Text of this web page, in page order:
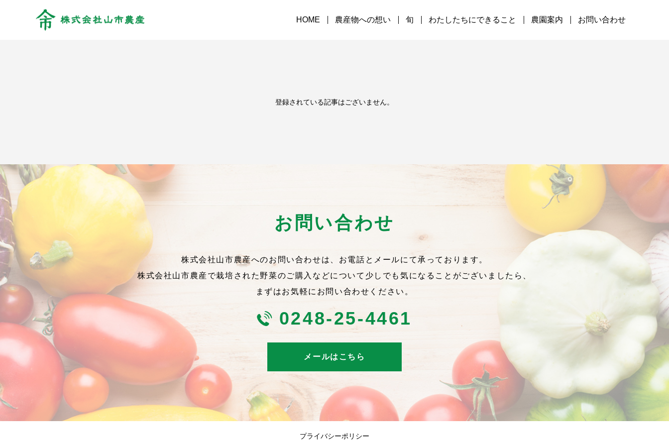
HOME 農産物への想い 旬 わたしたちにできること 農園案内 お問い合わせ
登録されている記事はございません。
お問い合わせ
株式会社山市農産へのお問い合わせは、お電話とメールにて承っております。
株式会社山市農産で栽培された野菜のご購入などについて少しでも気になることがございましたら、
まずはお気軽にお問い合わせください。
0248-25-4461
メールはこちら
プライバシーポリシー